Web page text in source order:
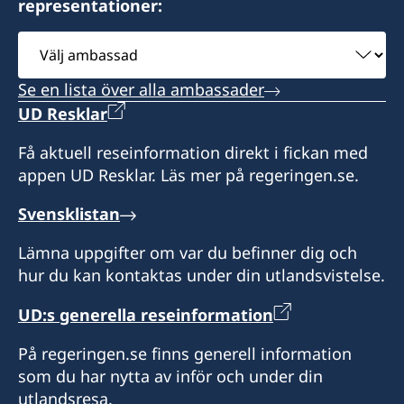
Öppettider: måndag-fredag kl 10.30-15.30.
Endast besök via tidsbokning.
Öppettider: kl 08.00-17.00, lunchstängt 12.00-
13.00.
Telefontider: kl 09.00-12.00 måndag, tisdag och
torsdag.
Endast besök via tidsbokning.
representationer:
Välj
ambassad
Se en lista över alla ambassader
UD Resklar
Få aktuell reseinformation direkt i fickan med
appen UD Resklar. Läs mer på regeringen.se.
Svensklistan
Lämna uppgifter om var du befinner dig och
hur du kan kontaktas under din utlandsvistelse.
UD:s generella reseinformation
På regeringen.se finns generell information
som du har nytta av inför och under din
utlandsresa.